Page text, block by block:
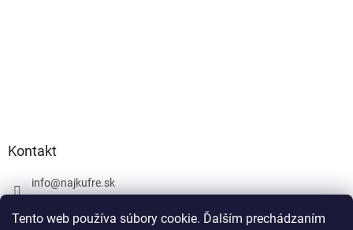
Tento web používa súbory cookie. Ďalším prechádzaním
Kontakt
info@najkufre.sk